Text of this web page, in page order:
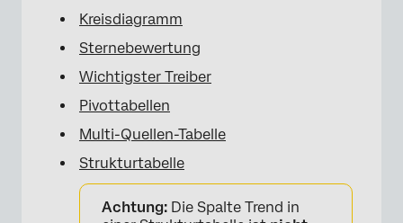
Kreisdiagramm
Sternebewertung
Wichtigster Treiber
Pivottabellen
Multi-Quellen-Tabelle
Strukturtabelle
Achtung: Die Spalte Trend in